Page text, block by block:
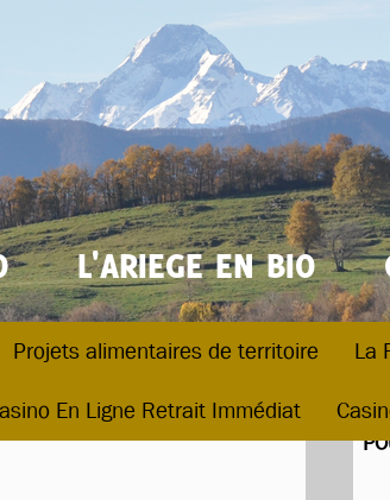
L'ARIEGE EN BIO
Projets alimentaires de territoire La
En Ligne Retrait Immédiat